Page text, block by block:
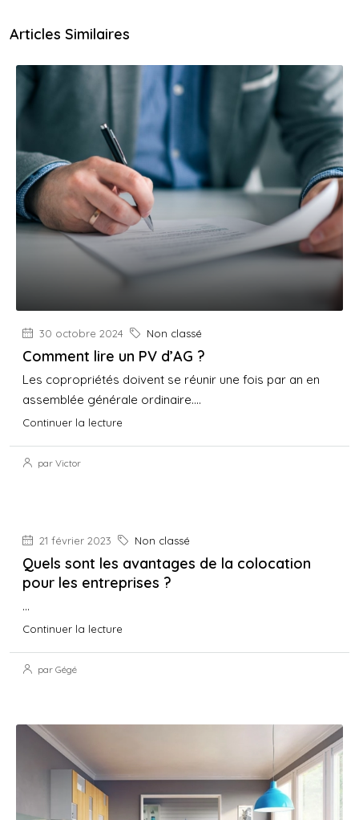
Articles Similaires
30 octobre 2024 Non classé
Comment lire un PV d’AG ?
Les copropriétés doivent se réunir une fois par an en
assemblée générale ordinaire....
Continuer la lecture
par Victor
21 février 2023 Non classé
Quels sont les avantages de la colocation
pour les entreprises ?
...
Continuer la lecture
par Gégé